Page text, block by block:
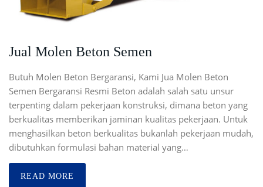
Jual Molen Beton Semen
Butuh Molen Beton Bergaransi, Kami Jua Molen Beton
Semen Bergaransi Resmi Beton adalah salah satu unsur
terpenting dalam pekerjaan konstruksi, dimana beton yang
berkualitas memberikan jaminan kualitas pekerjaan. Untuk
menghasilkan beton berkualitas bukanlah pekerjaan mudah,
dibutuhkan formulasi bahan material yang…
READ MORE